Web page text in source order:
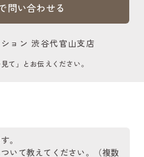
問い合わせる
ョン 渋谷代官山支店
て」とお伝えください。
。
いて教えてください。（複数